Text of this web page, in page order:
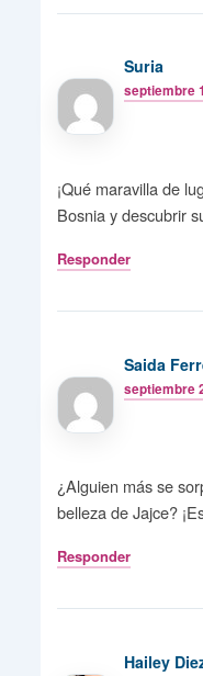
Suria
septiembre
¡Qué maravilla de
Bosnia y descubrir
Responder
Saida
septiembre
¿Alguien más se
belleza de Jajce?
Responder
Hailey